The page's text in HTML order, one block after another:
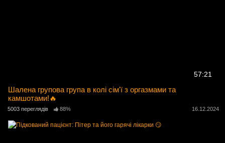
57:21
Шалена групова група в колі сім'ї з оргазмами та
камшотами!🔥
5003 переглядів 88% 16.12.2024